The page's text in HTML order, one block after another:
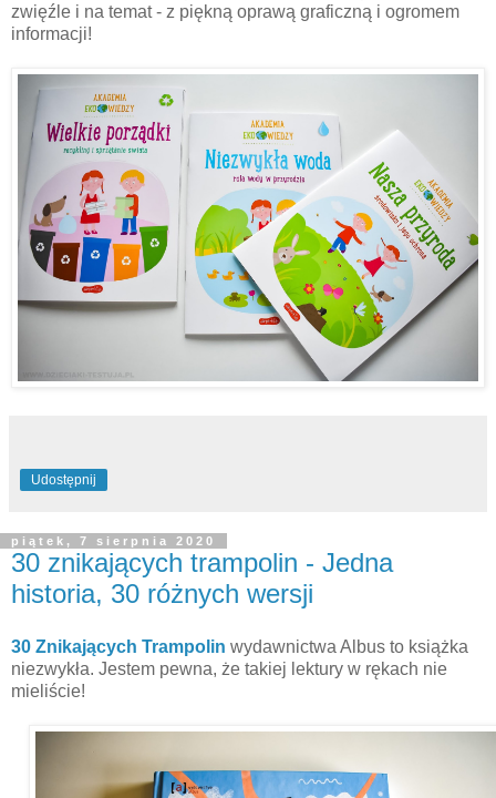
zwięźle i na temat - z piękną oprawą graficzną i ogromem
informacji!
Udostępnij
piątek, 7 sierpnia 2020
30 znikających trampolin - Jedna
historia, 30 różnych wersji
30 Znikających Trampolin wydawnictwa Albus to książka
niezwykła. Jestem pewna, że takiej lektury w rękach nie
mieliście!